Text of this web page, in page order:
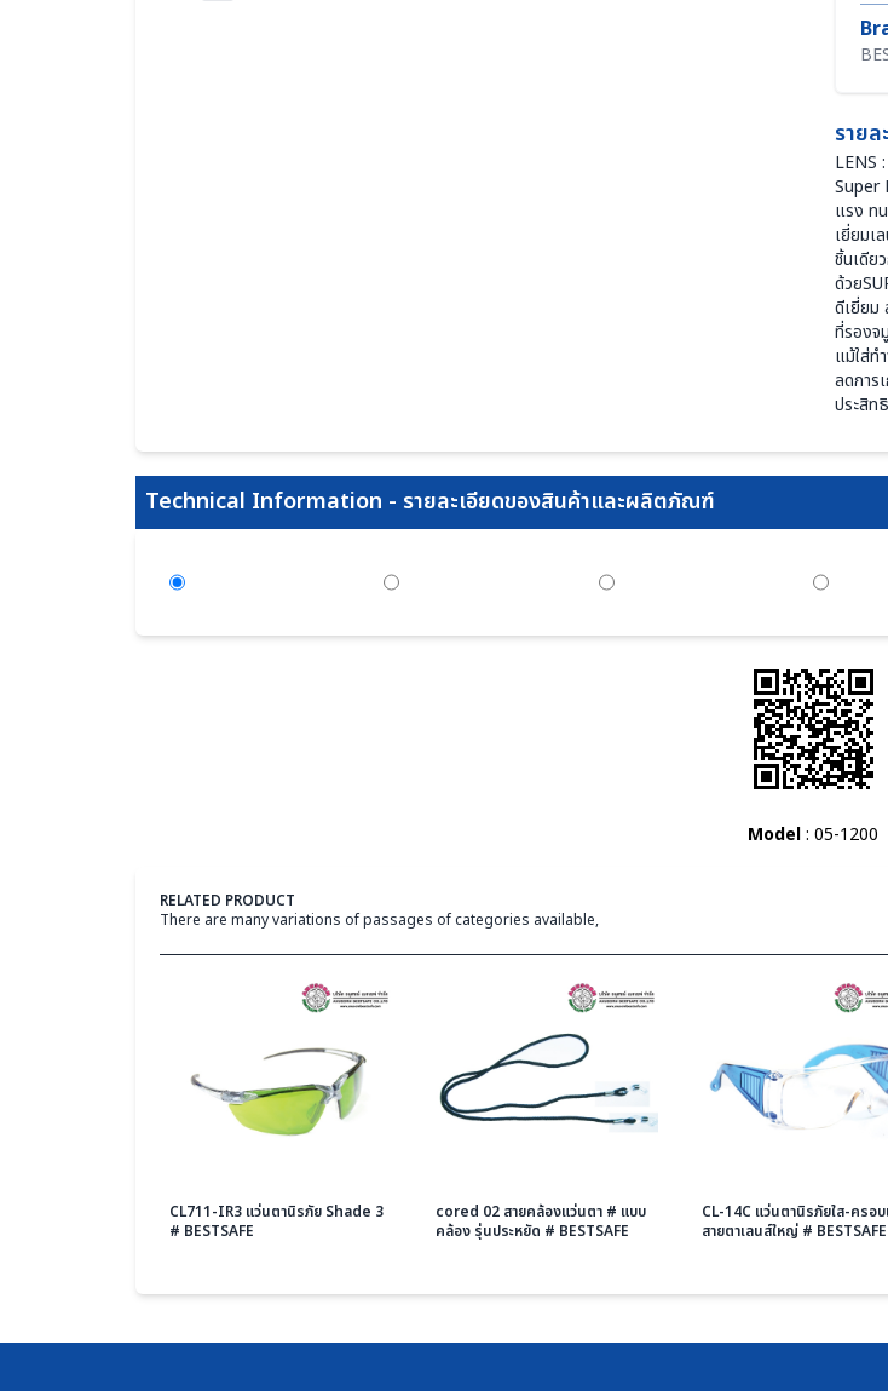
ราย
LENS
Super
แรง ท
เยี่ยมเ
ชิ้นเดีย
ด้วย
ดีเยี่ยม
ที่รองจ
แม้ใส่ท
ลดการ
ประสิท
Technical Information - รายละเอียดของสินค้าและผลิตภัณฑ์
Model: 05-1200
RELATED PRODUCT
There are many variations of passages of categories available,
CL711-IR3 แว่นตานิรภัย Shade 3
# BESTSAFE
cored 02 สายคล้องแว่นตา # แบบ
คล้อง รุ่นประหยัด # BESTSAFE
CL-14C แว่นตานิรภัยใส-ครอ
สายตาเลนส์ใหญ่ # BESTSAFE